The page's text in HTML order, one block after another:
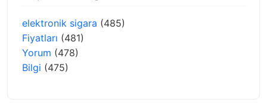
elektronik sigara (485)
Fiyatları (481)
Yorum (478)
Bilgi (475)